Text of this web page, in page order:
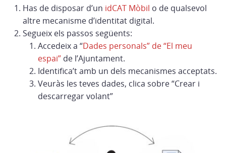
Has de disposar d’un idCAT Mòbil o de qualsevol
altre mecanisme d’identitat digital.
Segueix els passos següents:
Accedeix a “Dades personals” de “El meu
espai” de l’Ajuntament.
Identifica’t amb un dels mecanismes acceptats.
Veuràs les teves dades, clica sobre “Crear i
descarregar volant”